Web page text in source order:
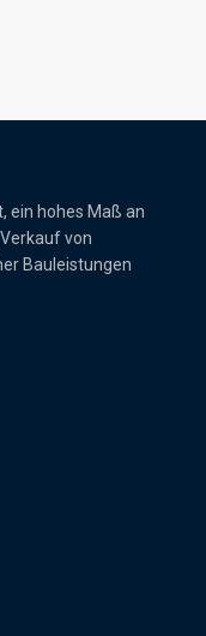
ein hohes Maß an
von
Bauleistungen